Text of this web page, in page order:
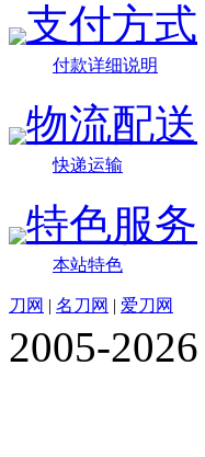
支付方式
付款详细说明
物流配送
快递运输
特色服务
本站特色
刀网 | 名刀网 | 爱刀网
2005-2026